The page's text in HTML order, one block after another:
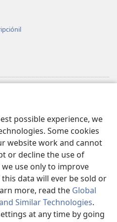
possible experience, we
Some cookies
website work and cannot
or decline the use of
use only to improve
data will ever be sold or
more, read the Global
Similar Technologies.
at any time by going
and Tract Society of Pennsylvania.